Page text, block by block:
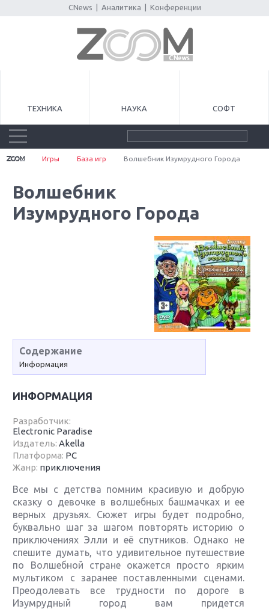
CNews Аналитика Конференции
ТЕХНИКА НАУКА СОФТ
Игры База игр Волшебник Изумрудного Города
Волшебник
Изумрудного Города
Содержание
Информация
ИНФОРМАЦИЯ
Разработчик:
Electronic Paradise
Издатель:Akella
Платформа: PC
Жанр: приключения
Все мы с детства помним красивую и добрую
сказку о девочке в волшебных башмачках и ее
верных друзьях. Сюжет игры будет подробно,
буквально шаг за шагом повторять историю о
приключениях Элли и её спутников. Однако не
спешите думать, что удивительное путешествие
по Волшебной стране окажется просто ярким
мультиком с заранее поставленными сценами.
Преодолевать все трудности по дороге в
Изумрудный город вам придется